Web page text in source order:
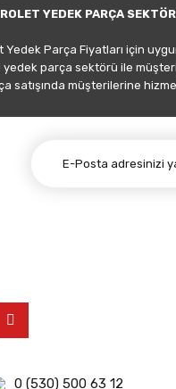
YEDEK PARÇA
Parça Fiyatları için
yedek parça sektörü ile
satışında müşterilerine
0 (530) 500 63 12